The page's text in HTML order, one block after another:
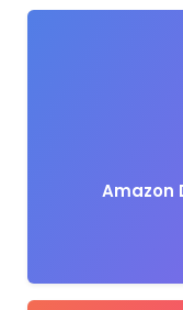
Amazon